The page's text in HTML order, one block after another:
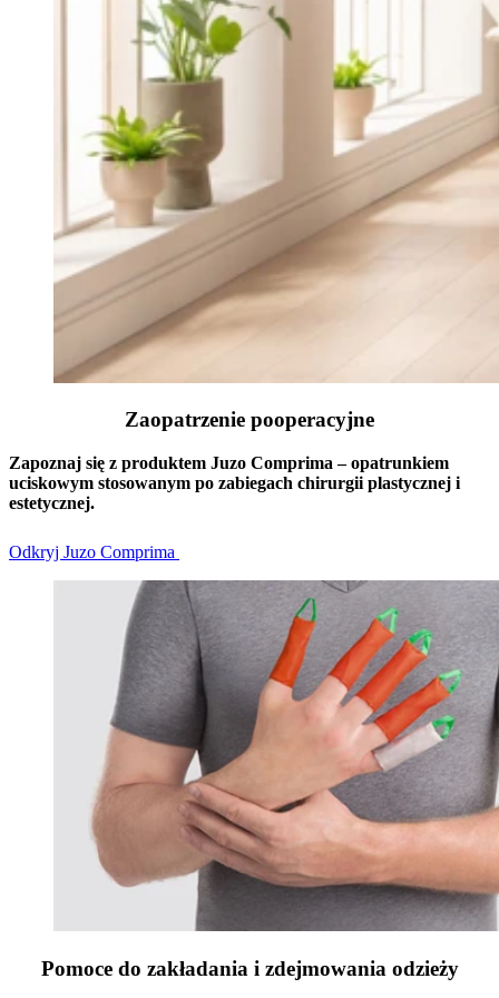
Zaopatrzenie pooperacyjne
Zapoznaj się z produktem Juzo Comprima – opatrunkiem
uciskowym stosowanym po zabiegach chirurgii plastycznej i
estetycznej.
Odkryj Juzo Comprima
Pomoce do zakładania i zdejmowania odzieży